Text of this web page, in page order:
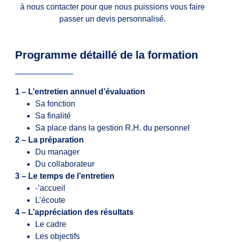
à nous contacter pour que nous puissions vous faire
passer un devis personnalisé.
Programme détaillé de la formation
1 – L’entretien annuel d’évaluation
Sa fonction
Sa finalité
Sa place dans la gestion R.H. du personnel
2 – La préparation
Du manager
Du collaborateur
3 – Le temps de l’entretien
-’accueil
L’écoute
4 – L’appréciation des résultats
Le cadre
Les objectifs